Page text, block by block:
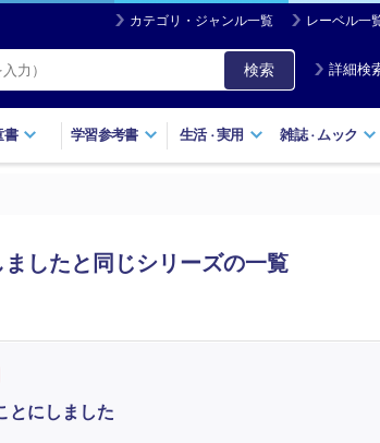
カテゴリ・ジャンル一覧 レーベル一
検索 詳細検
書 学習参考書 生活・実用 雑誌・ ムック
したと同じシリーズの一覧
とにしました